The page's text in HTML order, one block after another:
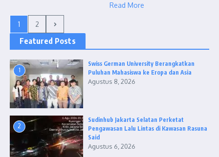
Read More
1 2
Featured Posts
1
Swiss German University Berangkatkan
Puluhan Mahasiswa ke Eropa dan Asia
Agustus 8, 2026
2
Sudinhub Jakarta Selatan Perketat
Pengawasan Lalu Lintas di Kawasan Rasuna
Said
Agustus 6, 2026